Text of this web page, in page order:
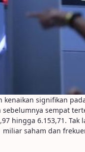
signifikan
sempat
hingga 6.153,71. Tak
saham dan